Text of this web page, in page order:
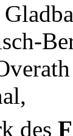
des